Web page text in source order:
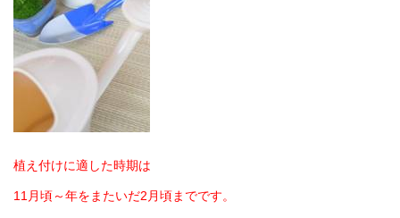
植え付けに適した時期は
11月頃～年をまたいだ2月頃までです。